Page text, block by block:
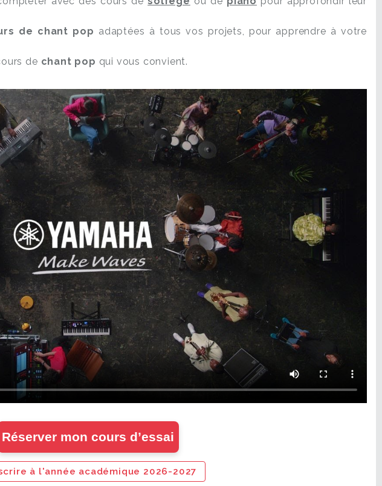
de chant pop adaptées à tous vos projets, pour apprendre à votre
de chant pop qui vous convient.
Réserver mon cours d’essai
à l'année académique 2026-2027